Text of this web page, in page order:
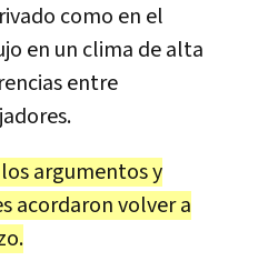
como en el
en un clima de alta
entre
argumentos y
acordaron volver a